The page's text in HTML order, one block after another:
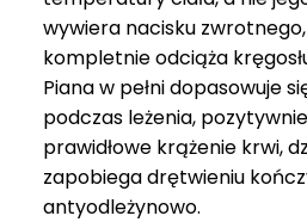
wywiera nacisku
kompletnie odciąża
Piana w pełni dopasowuje
podczas leżenia,
prawidłowe krążenie krwi,
zapobiega drętwieniu
antyodleżynowo.